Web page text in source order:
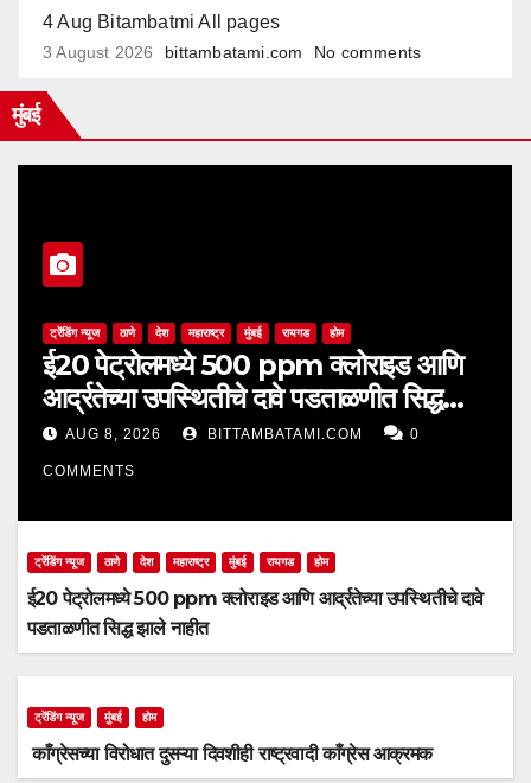
4 Aug Bitambatmi All pages
3 August 2026 bittambatami.com No comments
मुंबई
ट्रेंडिंग न्यूज ठाणे देश महाराष्ट्र मुंबई रायगड होम
ई20 पेट्रोलमध्ये 500 ppm क्लोराइड आणि
आर्द्रतेच्या उपस्थितीचे दावे पडताळणीत सिद्ध
झाले नाहीत
AUG 8, 2026 BITTAMBATAMI.COM 0
COMMENTS
ट्रेंडिंग न्यूज ठाणे देश महाराष्ट्र मुंबई रायगड होम
ई20 पेट्रोलमध्ये 500 ppm क्लोराइड आणि आर्द्रतेच्या उपस्थितीचे दावे
पडताळणीत सिद्ध झाले नाहीत
ट्रेंडिंग न्यूज मुंबई होम
काँग्रेसच्या विरोधात दुसऱ्या दिवशीही राष्ट्रवादी काँग्रेस आक्रमक